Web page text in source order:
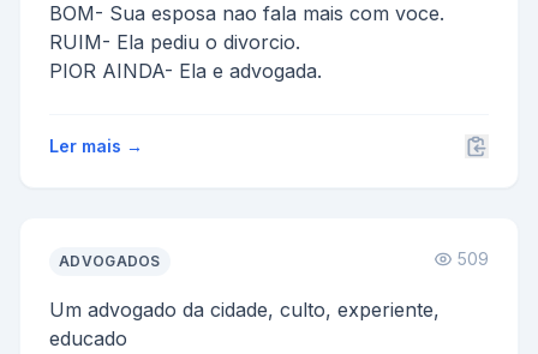
BOM- Sua esposa nao fala mais com voce.
RUIM- Ela pediu o divorcio.
PIOR AINDA- Ela e advogada.
Ler mais →
ADVOGADOS 509
Um advogado da cidade, culto, experiente,
educado